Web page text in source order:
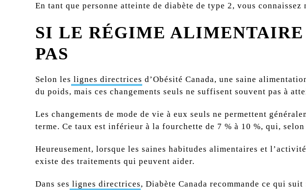
En tant que personne atteinte de diabète de type 2, vous
SI LE RÉGIME ALIMENTAIRE
PAS
Selon les lignes directrices d’Obésité Canada, une saine
du poids, mais ces changements seuls ne suffisent souvent pas à
Les changements de mode de vie à eux seuls ne permettent
terme. Ce taux est inférieur à la fourchette de 7 % à 10 %, qui, selon
Heureusement, lorsque les saines habitudes alimentaires et
existe des traitements qui peuvent aider.
Dans ses lignes directrices, Diabète Canada recommande ce qui suit